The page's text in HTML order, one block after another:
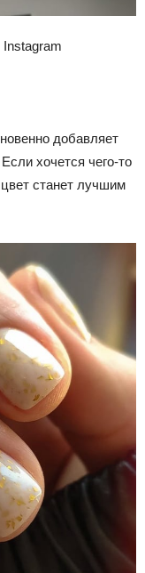
добавляет
хочется чего-то
станет лучшим